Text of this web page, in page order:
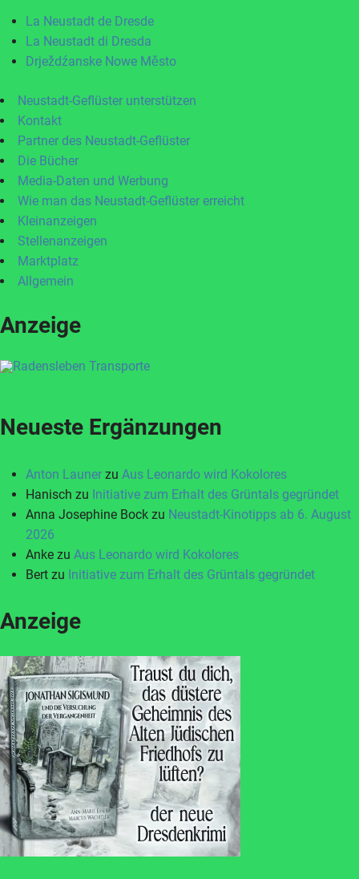
La Neustadt de Dresde
La Neustadt di Dresda
Drježdźanske Nowe Město
Neustadt-Geflüster unterstützen
Kontakt
Partner des Neustadt-Geflüster
Die Bücher
Media-Daten und Werbung
Wie man das Neustadt-Geflüster erreicht
Kleinanzeigen
Stellenanzeigen
Marktplatz
Allgemein
Anzeige
Neueste Ergänzungen
Anton Launer zu Aus Leonardo wird Kokolores
Hanisch zu Initiative zum Erhalt des Grüntals gegründet
Anna Josephine Bock zu Neustadt-Kinotipps ab 6. August
2026
Anke zu Aus Leonardo wird Kokolores
Bert zu Initiative zum Erhalt des Grüntals gegründet
Anzeige